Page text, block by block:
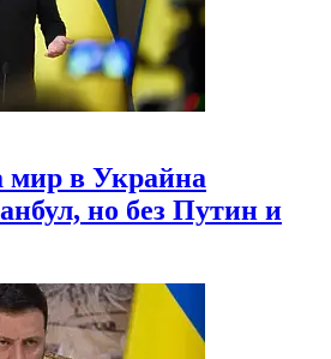
мир в Украйна
но без Путин и